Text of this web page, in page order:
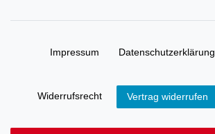
Impressum Daten­schutz­erklärung
Widerrufs­recht Vertrag widerrufen